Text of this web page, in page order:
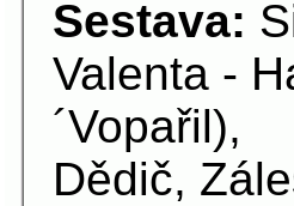
Sestava:
Valenta -
Dědič,